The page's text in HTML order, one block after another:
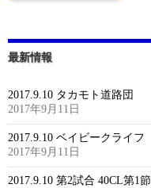
最新情報
2017.9.10 タカモト道路団
2017年9月11日
2017.9.10 ベイビークライフ
2017年9月11日
2017.9.10 第2試合 40CL第1